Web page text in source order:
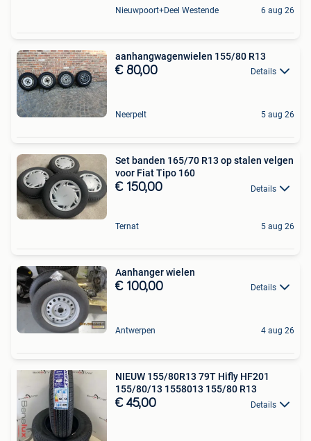
Nieuwpoort+Deel Westende 6 aug 26
aanhangwagenwielen 155/80 R13
€ 80,00 Details
Neerpelt 5 aug 26
Set banden 165/70 R13 op stalen velgen
voor Fiat Tipo 160
€ 150,00 Details
Ternat 5 aug 26
Aanhanger wielen
€ 100,00 Details
Antwerpen 4 aug 26
NIEUW 155/80R13 79T Hifly HF201
155/80/13 1558013 155/80 R13
€ 45,00 Details